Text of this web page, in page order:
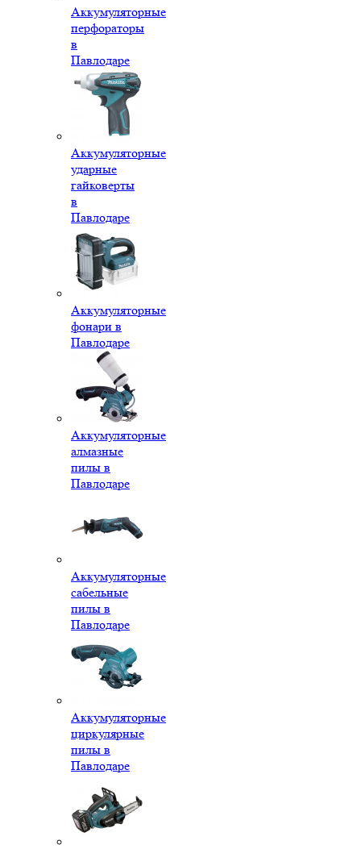
Аккумуляторные
перфораторы
в
Павлодаре
Аккумуляторные
ударные
гайковерты
в
Павлодаре
Аккумуляторные
фонари в
Павлодаре
Аккумуляторные
алмазные
пилы в
Павлодаре
Аккумуляторные
сабельные
пилы в
Павлодаре
Аккумуляторные
циркулярные
пилы в
Павлодаре